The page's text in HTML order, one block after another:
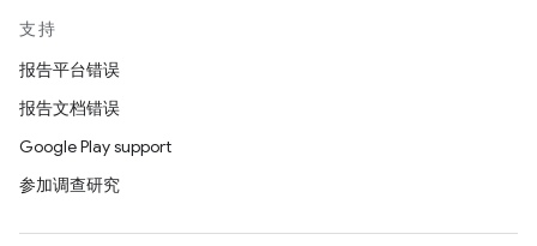
支持
报告平台错误
报告文档错误
Google Play support
参加调查研究